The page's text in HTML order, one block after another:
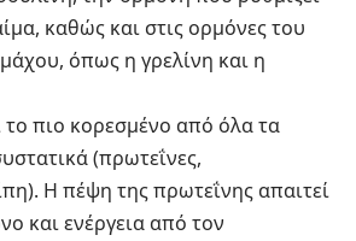
καθώς και στις ορμόνες του
όπως η γρελίνη και η
το πιο κορεσμένο από όλα τα
(πρωτεΐνες,
Η πέψη της πρωτεΐνης απαιτεί
και ενέργεια από τον